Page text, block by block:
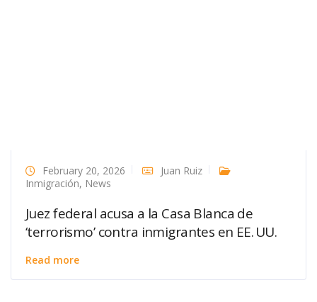
February 20, 2026
Juan Ruiz
Inmigración, News
Juez federal acusa a la Casa Blanca de
‘terrorismo’ contra inmigrantes en EE. UU.
Read more